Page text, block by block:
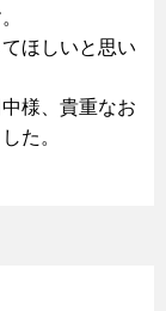
ほしいと思い
様、貴重なお
た。